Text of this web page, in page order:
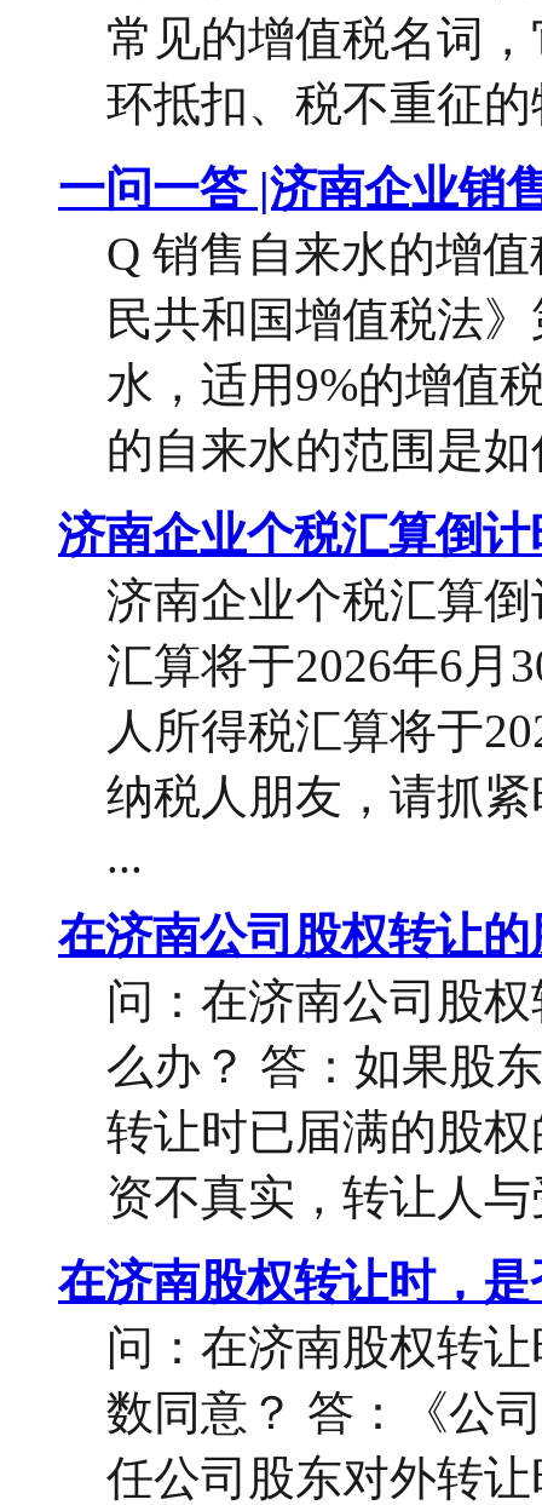
常见的增值税名词
环抵扣、税不重征
一问一答 |济南企业销
Q 销售自来水的增
民共和国增值税法
水，适用9%的增值
的自来水的范围是
济南企业个税汇算倒计
济南企业个税汇算
汇算将于2026年6月
人所得税汇算将于
纳税人朋友，请抓
...
在济南公司股权转让
问：在济南公司股
么办？ 答：如果股
转让时已届满的股
资不真实，转让人
在济南股权转让时，
问：在济南股权转
数同意？ 答：《公
任公司股东对外转